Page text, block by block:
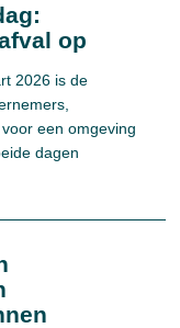
op
2026 is de
een omgeving
dagen